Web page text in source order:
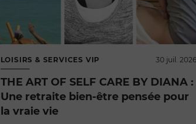
LOISIRS & SERVICES VIP 30 juil. 2026
THE ART OF SELF CARE BY DIANA :
Une retraite bien-être pensée pour
la vraie vie